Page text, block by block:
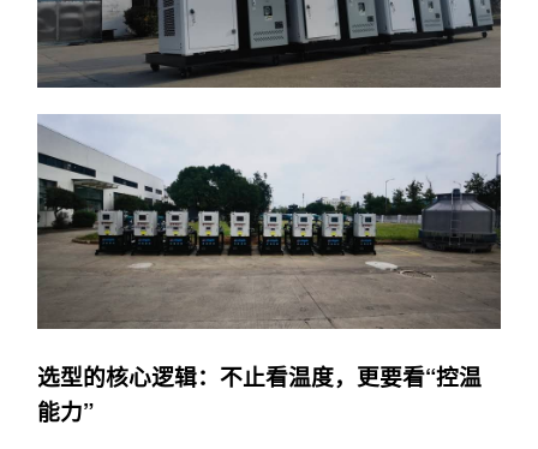
选型的核心逻辑：不止看温度，更要看“控温
能力”